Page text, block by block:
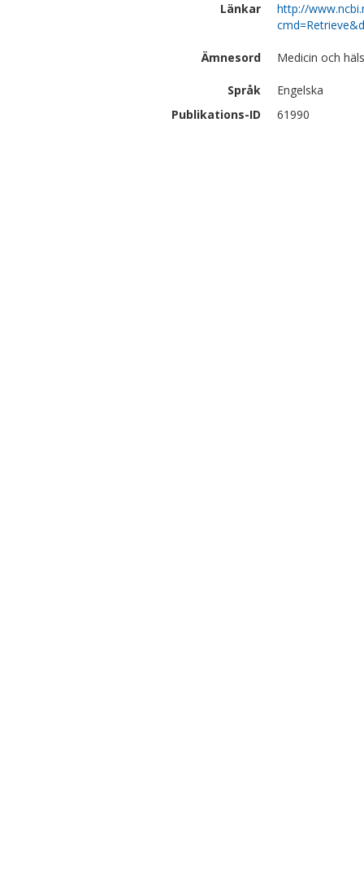
Länkar
http://
Ämnesord Medicin och
Språk
Engelska
Publikations-ID
61990